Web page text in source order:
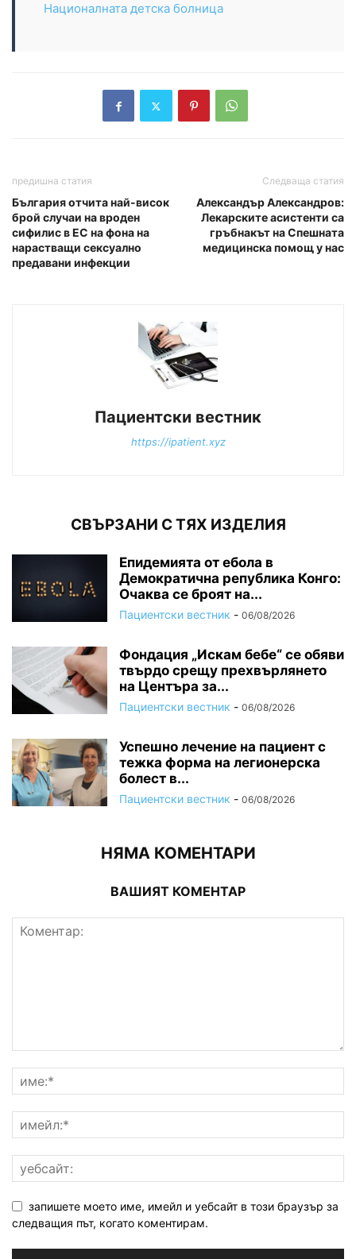
Националната детска болница
предишна статия
България отчита най-висок
брой случаи на вроден
сифилис в ЕС на фона на
нарастващи сексуално
предавани инфекции
Следваща статия
Александър Александров:
Лекарските асистенти са
гръбнакът на Спешната
медицинска помощ у нас
Пациентски вестник
https://ipatient.xyz
СВЪРЗАНИ С ТЯХ ИЗДЕЛИЯ
Епидемията от ебола в
Демократична република Конго:
Очаква се броят на...
Пациентски вестник - 06/08/2026
Фондация „Искам бебе“ се обяви
твърдо срещу прехвърлянето
на Центъра за...
Пациентски вестник - 06/08/2026
Успешно лечение на пациент с
тежка форма на легионерска
болест в...
Пациентски вестник - 06/08/2026
НЯМА КОМЕНТАРИ
ВАШИЯТ КОМЕНТАР
запишете моето име, имейл и уебсайт в този браузър за
следващия път, когато коментирам.